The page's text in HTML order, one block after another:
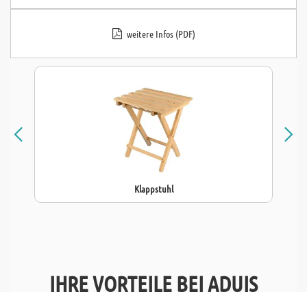
weitere Infos (PDF)
Klappstuhl
IHRE VORTEILE BEI ADUIS